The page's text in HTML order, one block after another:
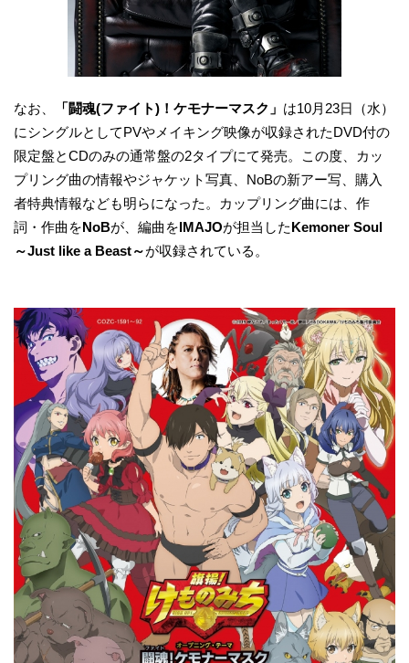
なお、 「闘魂(ファイト)！ケモナーマスク」 は10月23日（水）
にシングルとしてPVやメイキング映像が収録されたDVD付の
限定盤とCDのみの通常盤の2タイプにて発売。この度、カッ
プリング曲の情報やジャケット写真、NoBの新アー写、購入
者特典情報なども明らになった。カップリング曲には、作
詞・作曲をNoBが、編曲をIMAJOが担当したKemoner Soul
～Just like a Beast～が収録されている。